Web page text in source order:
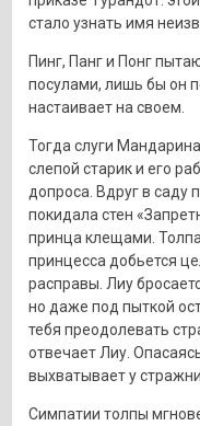
стало узнать имя
Пинг, Панг и Понг
посулами, лишь бы он
настаивает на своем.
Тогда слуги
слепой старик и его
допроса. Вдруг в саду
покидала стен
принца клещами.
принцесса добьется
расправы. Лиу
но даже под пыткой
тебя преодолевать
отвечает Лиу.
выхватывает у
Симпатии толпы